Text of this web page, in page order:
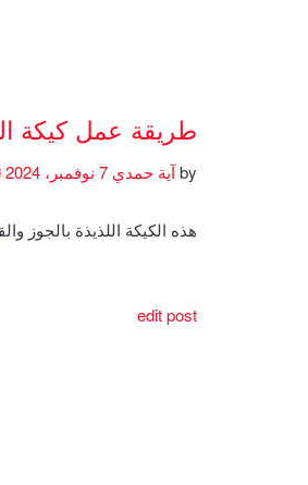
طريقة عمل كيكة
byآية حمدي
هذه الكيكة اللذيذة بالجوز
edit post